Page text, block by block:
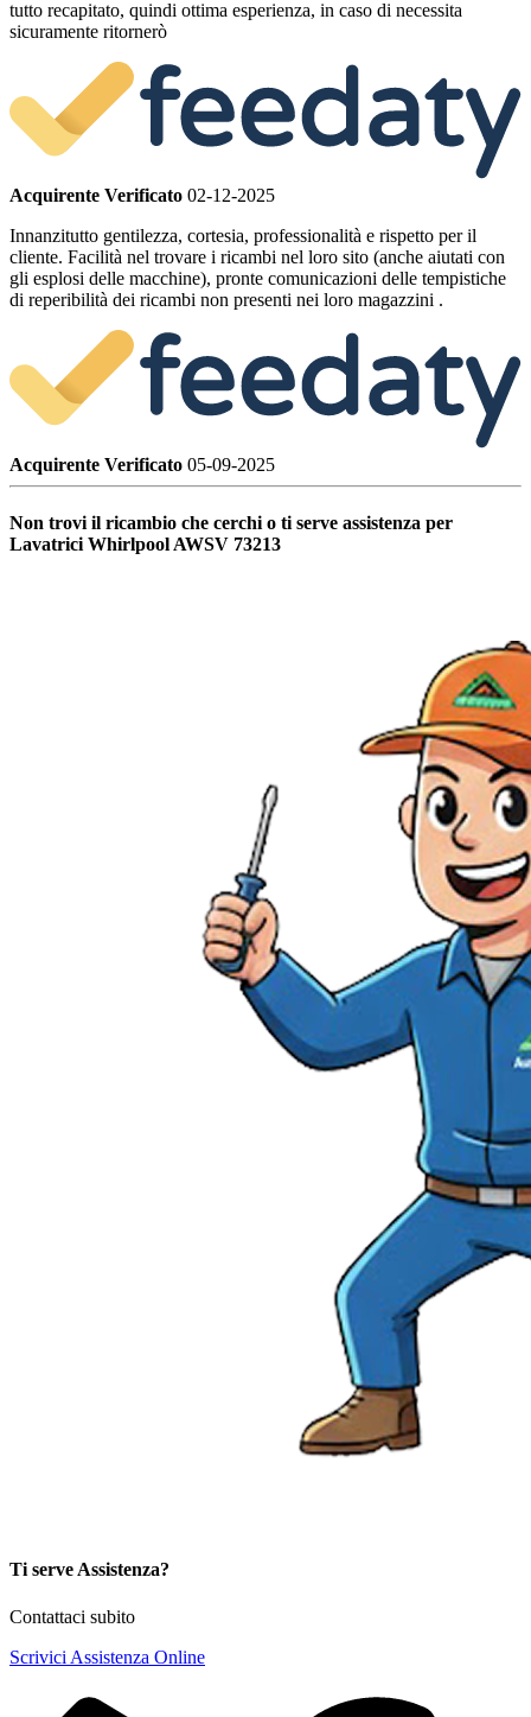
tutto recapitato, quindi ottima esperienza, in caso di necessita
sicuramente ritornerò
Acquirente Verificato 02-12-2025
Innanzitutto gentilezza, cortesia, professionalità e rispetto per il
cliente. Facilità nel trovare i ricambi nel loro sito (anche aiutati con
gli esplosi delle macchine), pronte comunicazioni delle tempistiche
di reperibilità dei ricambi non presenti nei loro magazzini .
Acquirente Verificato 05-09-2025
Non trovi il ricambio che cerchi o ti serve assistenza per
Lavatrici Whirlpool AWSV 73213
Ti serve Assistenza?
Contattaci subito
Scrivici Assistenza Online